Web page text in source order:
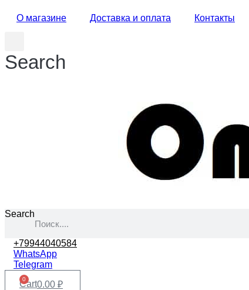
О магазине Доставка и оплата Контакты
Search
Search
+79944040584
WhatsApp
Telegram
0.00 ₽
0
Cart